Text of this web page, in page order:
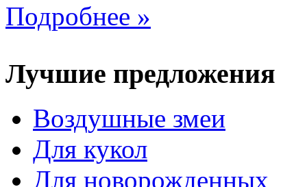
Подробнее »
Лучшие предложения
Воздушные змеи
Для кукол
Для новорожденных